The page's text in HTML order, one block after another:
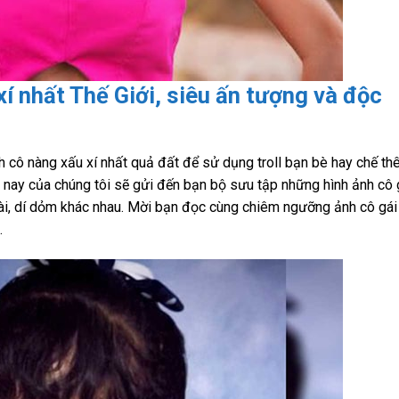
nhất Thế Giới, siêu ấn tượng và độc
cô nàng xấu xí nhất quả đất để sử dụng troll bạn bè hay chế
của chúng tôi sẽ gửi đến bạn bộ sưu tập những hình ảnh cô
dí dỏm khác nhau. Mời bạn đọc cùng chiêm ngưỡng ảnh cô gái